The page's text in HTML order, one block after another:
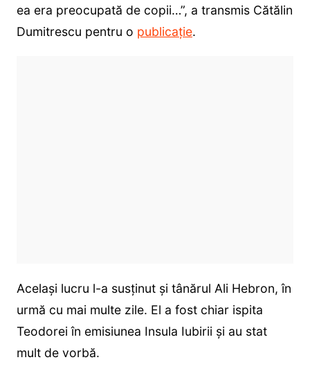
ea era preocupată de copii…”, a transmis Cătălin
Dumitrescu pentru o publicație.
Același lucru l-a susținut și tânărul Ali Hebron, în
urmă cu mai multe zile. El a fost chiar ispita
Teodorei în emisiunea Insula Iubirii și au stat
mult de vorbă.